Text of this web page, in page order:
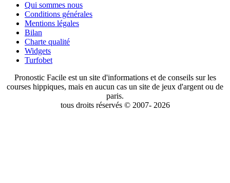
Qui sommes nous
Conditions générales
Mentions légales
Bilan
Charte qualité
Widgets
Turfobet
Pronostic Facile est un site d'informations et de conseils sur les
courses hippiques, mais en aucun cas un site de jeux d'argent ou de
paris.
tous droits réservés © 2007- 2026